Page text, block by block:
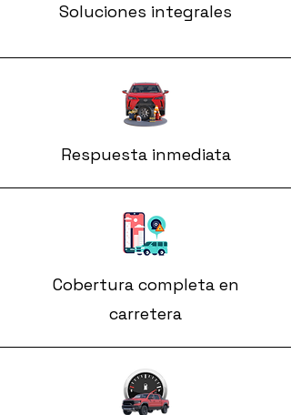
Soluciones integrales
Respuesta inmediata
Cobertura completa en
carretera